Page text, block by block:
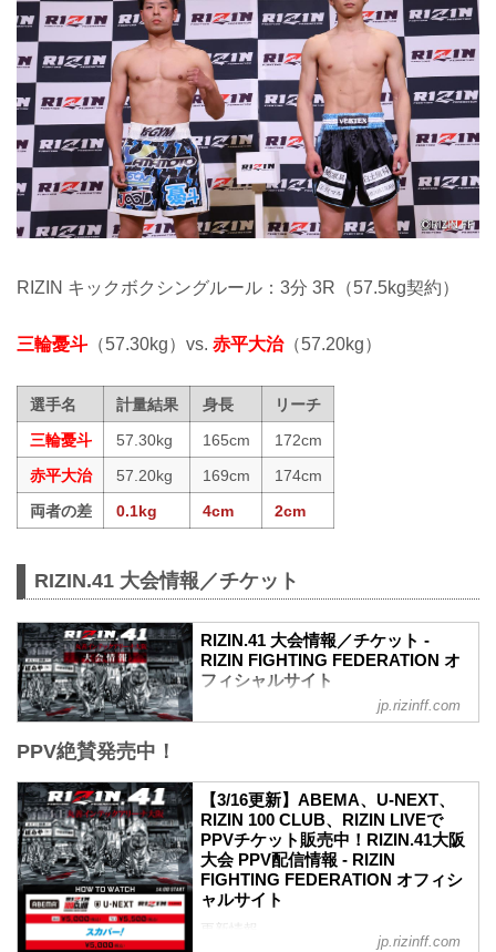
RIZIN キックボクシングルール：3分 3R（57.5kg契約）
三輪憂斗 （57.30kg）vs. 赤平大治（57.20kg）
選手名 計量結果 身長
リーチ
三輪憂斗
57.30kg 165cm
172cm
赤平大治
57.20kg 169cm
174cm
両者の差
0.1kg 4cm 2cm
RIZIN.41 大会情報／チケット
RIZIN.41 大会情報／チケット -
RIZIN FIGHTING FEDERATION オ
フィシャルサイト
RIZIN.41 大会概要
開催日時
2023年4月1日（土）12:30開場 / 14:00開
始
※オープニングファイトは13:00開始
終了予定時間
19:00〜20:00頃
※試合内容、イベント進行によって終了
jp.rizinff.com
PPV絶賛発売中！
【3/16更新】ABEMA、U-NEXT、
RIZIN 100 CLUB、RIZIN LIVEで
PPVチケット販売中！RIZIN.41大阪
大会 PPV配信情報 - RIZIN
FIGHTING FEDERATION オフィシ
ャルサイト
更新情報
jp.rizinff.com